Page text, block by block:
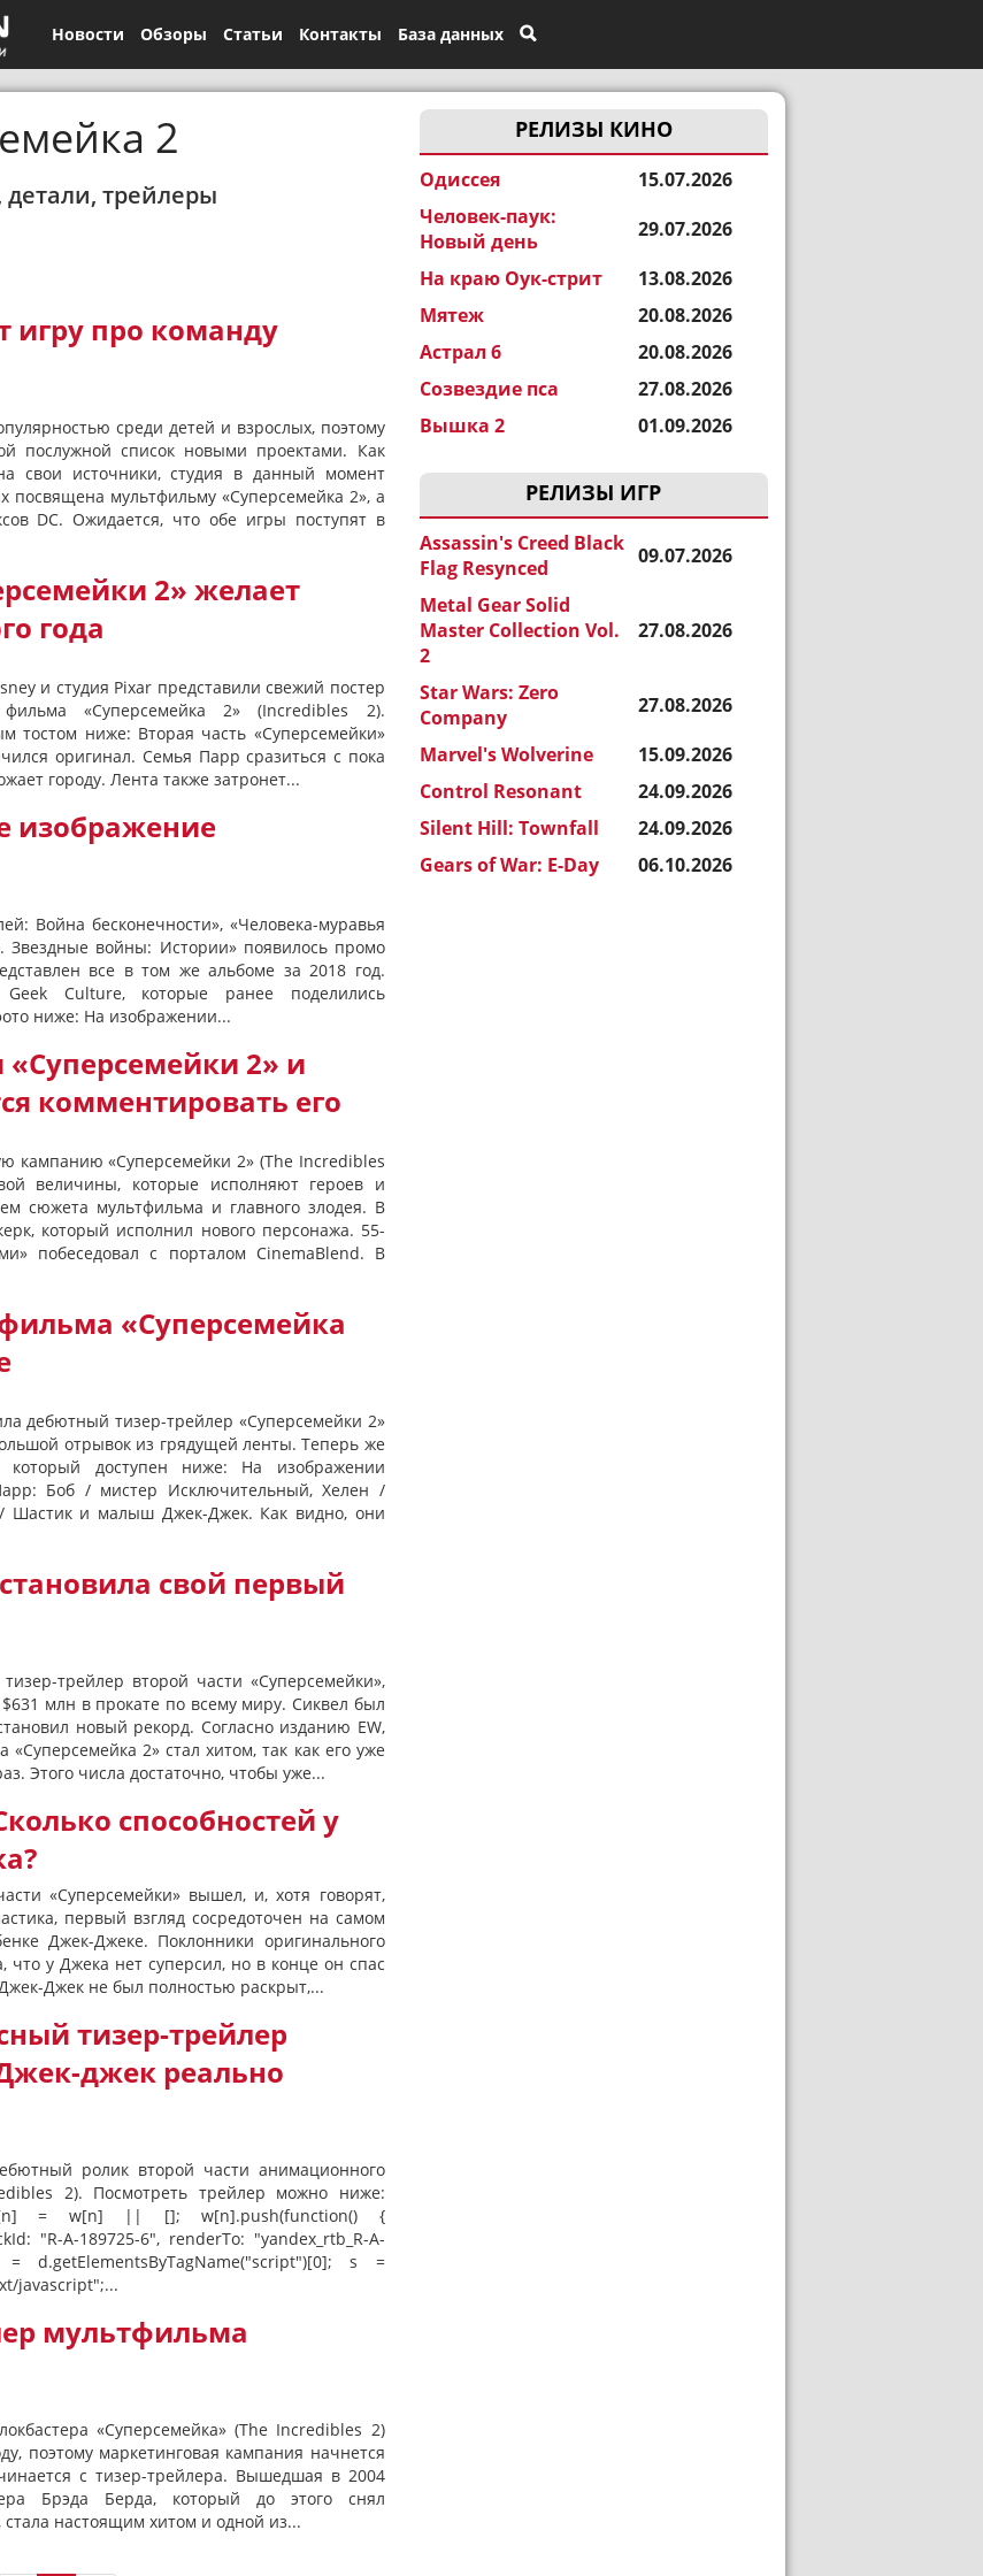
Новости Обзоры Статьи Контакты База данных
РЕЛИЗЫ КИНО
Одиссея
15.07.2026
Человек-паук:
Новый день
29.07.2026
На краю Оук-стрит
13.08.2026
Мятеж
20.08.2026
Астрал 6
20.08.2026
Созвездие пса
27.08.2026
Вышка 2
01.09.2026
РЕЛИЗЫ ИГР
Assassin's Creed Black
Flag Resynced
09.07.2026
Metal Gear Solid
Master Collection Vol.
2
27.08.2026
Star Wars: Zero
Company
27.08.2026
Marvel's Wolverine
15.09.2026
Control Resonant
24.09.2026
Silent Hill: Townfall
24.09.2026
Gears of War: E-Day
06.10.2026
2
детали, трейлеры
игру про команду
среди детей и взрослых, поэтому
послужной список новыми проектами. Как
свои источники, студия в данный момент
посвящена мультфильму «Суперсемейка 2», а
DC. Ожидается, что обе игры поступят в
2» желает
года
и студия Pixar представили свежий постер
фильма «Суперсемейка 2» (Incredibles 2).
тостом ниже: Вторая часть «Суперсемейки»
оригинал. Семья Парр сразиться с пока
городу. Лента также затронет...
изображение
Война бесконечности», «Человека-муравья
войны: Истории» появилось промо
все в том же альбоме за 2018 год.
Culture, которые ранее поделились
ниже: На изображении...
2» и
комментировать его
кампанию «Суперсемейки 2» (The Incredibles
величины, которые исполняют героев и
сюжета мультфильма и главного злодея. В
который исполнил нового персонажа. 55-
побеседовал с порталом CinemaBlend. В
«Суперсемейка
дебютный тизер-трейлер «Суперсемейки 2»
отрывок из грядущей ленты. Теперь же
доступен ниже: На изображении
Боб / мистер Исключительный, Хелен /
Шастик и малыш Джек-Джек. Как видно, они
свой первый
трейлер второй части «Суперсемейки»,
млн в прокате по всему миру. Сиквел был
новый рекорд. Согласно изданию EW,
2» стал хитом, так как его уже
Этого числа достаточно, чтобы уже...
способностей у
«Суперсемейки» вышел, и, хотя говорят,
первый взгляд сосредоточен на самом
Джек-Джеке. Поклонники оригинального
что у Джека нет суперсил, но в конце он спас
Джек не был полностью раскрыт,...
тизер-трейлер
джек реально
ролик второй части анимационного
2). Посмотреть трейлер можно ниже:
= w[n] || []; w[n].push(function() {
"R-A-189725-6", renderTo: "yandex_rtb_R-A-
s =
javascript";...
мультфильма
«Суперсемейка» (The Incredibles 2)
поэтому маркетинговая кампания начнется
с тизер-трейлера. Вышедшая в 2004
Брэда Берда, который до этого снял
стала настоящим хитом и одной из...